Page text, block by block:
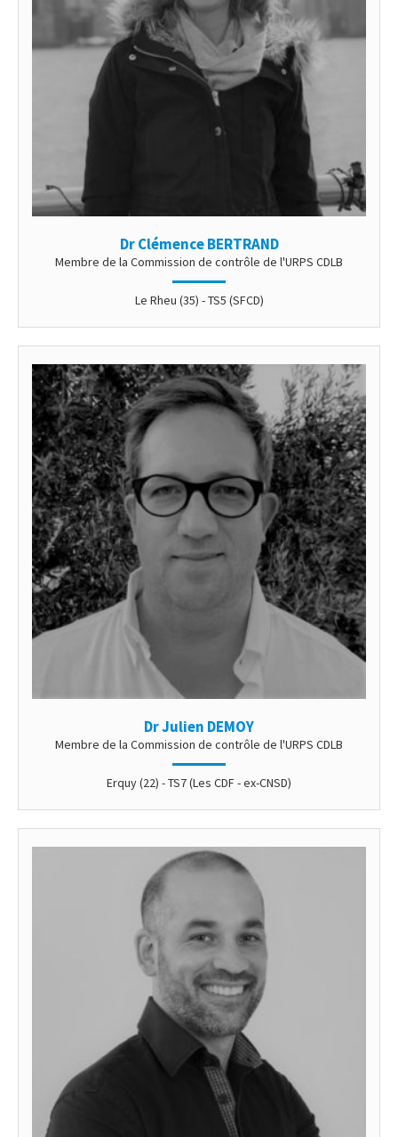
Dr Clémence BERTRAND
Membre de la Commission de contrôle de l'URPS CDLB
Le Rheu (35) - TS5 (SFCD)
Dr Julien DEMOY
Membre de la Commission de contrôle de l'URPS CDLB
Erquy (22) - TS7 (Les CDF - ex-CNSD)